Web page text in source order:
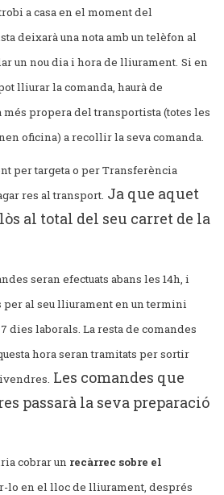
a casa en el moment del
deixarà una nota amb un telèfon al
un nou dia i hora de lliurament. Si en
lliurar la comanda, haurà de
més propera del transportista (totes les
oficina) a recollir la seva comanda.
per targeta o per Transferència
res al transport. Ja que aquet
al total del seu carret de la
seran efectuats abans les 14h, i
per al seu lliurament en un termini
dies laborals. La resta de comandes
hora seran tramitats per sortir
Les comandes que
passarà la seva preparació
cobrar un recàrrec sobre el
lo en el lloc de lliurament, després